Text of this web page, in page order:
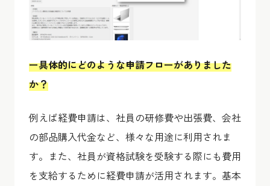
ー具体的にどのような申請フローがありました
か？
例えば経費申請は、社員の研修費や出張費、会社
の部品購入代金など、様々な用途に利用されま
す。また、社員が資格試験を受験する際にも費用
を支給するために経費申請が活用されます。基本